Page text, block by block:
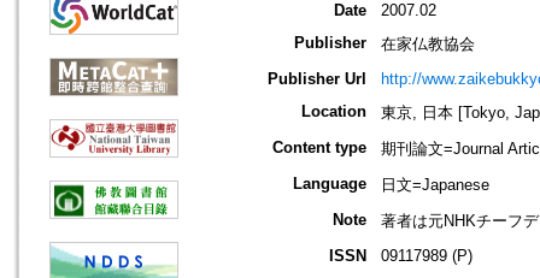
Date
2007.02
Publisher
在家仏教協会
Publisher Url
http://
Location
東京, 日本 [Tokyo,
Content type
期刊論文=Journal
Language
日文=Japanese
Note
著者は元NHKチーフ
ISSN
09117989 (P)